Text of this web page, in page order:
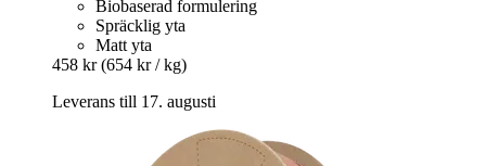
Biobaserad formulering
Spräcklig yta
Matt yta
458 kr (654 kr / kg)
Leverans till 17. augusti